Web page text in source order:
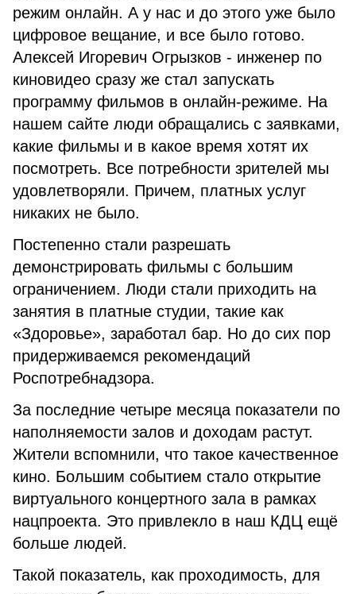
режим онлайн. А у нас и до этого уже было
цифровое вещание, и все было готово.
Алексей Игоревич Огрызков - инженер по
киновидео сразу же стал запускать
программу фильмов в онлайн-режиме. На
нашем сайте люди обращались с заявками,
какие фильмы и в какое время хотят их
посмотреть. Все потребности зрителей мы
удовлетворяли. Причем, платных услуг
никаких не было.
Постепенно стали разрешать
демонстрировать фильмы с большим
ограничением. Люди стали приходить на
занятия в платные студии, такие как
«Здоровье», заработал бар. Но до сих пор
придерживаемся рекомендаций
Роспотребнадзора.
За последние четыре месяца показатели по
наполняемости залов и доходам растут.
Жители вспомнили, что такое качественное
кино. Большим событием стало открытие
виртуального концертного зала в рамках
нацпроекта. Это привлекло в наш КДЦ ещё
больше людей.
Такой показатель, как проходимость, для